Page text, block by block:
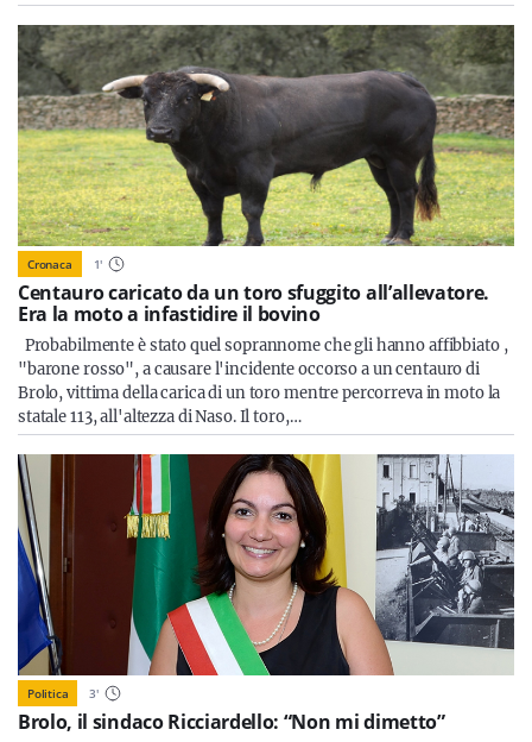
Cronaca 1'
Centauro caricato da un toro sfuggito all’allevatore.
Era la moto a infastidire il bovino
Probabilmente è stato quel soprannome che gli hanno affibbiato ,
"barone rosso", a causare l'incidente occorso a un centauro di
Brolo, vittima della carica di un toro mentre percorreva in moto la
statale 113, all'altezza di Naso. Il toro,…
Politica 3'
Brolo, il sindaco Ricciardello: “Non mi dimetto”